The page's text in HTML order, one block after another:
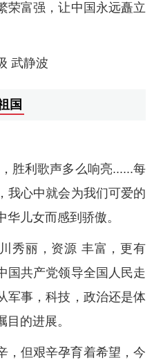
荣富强，让中国永远矗立
武静波
国
胜利歌声多么响亮......每
我心中就会为我们可爱的
儿女而感到骄傲。
秀丽，资源 丰富，更有
国共产党领导全国人民走
军事，科技，政治还是体
的进展。
，但艰辛孕育着希望，今